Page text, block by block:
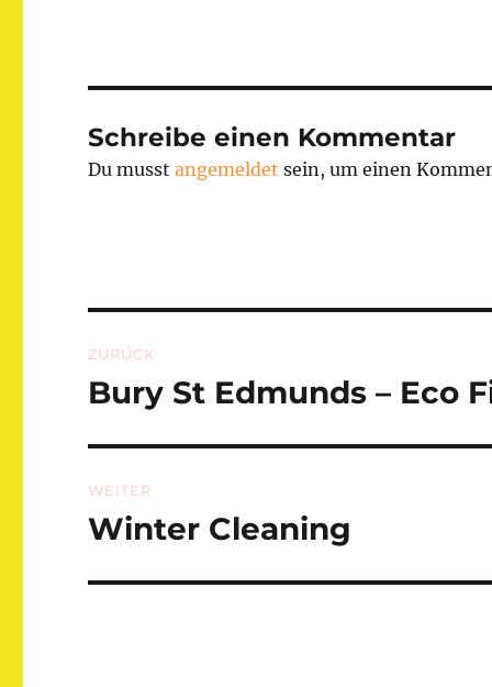
Schreibe einen Kommentar
Du musstangemeldet sein, um einen
ZURÜCK
Vorheriger
Bury St Edmunds – Eco
WEITER
Nächster
Winter Cleaning